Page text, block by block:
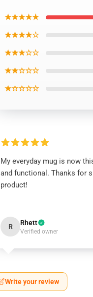
★★★★★
★★★★☆
★★★☆☆
★★☆☆☆
★☆☆☆☆
My everyday mug is now
and functional. Thanks for
product!
R Rhett
Verified owner
Write your review